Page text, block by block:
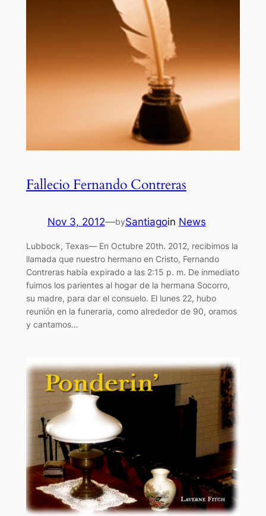
Fallecio Fernando Contreras
Nov 3, 2012—bySantiagoin News
Lubbock, Texas— En Octubre 20th. 2012, recibimos la
llamada que nuestro hermano en Cristo, Fernando
Contreras había expirado a las 2:15 p. m. De inmediato
fuimos los parientes al hogar de la hermana Socorro,
su madre, para dar el consuelo. El lunes 22, hubo
reunión en la funeraria, como alrededor de 90, oramos
y cantamos…